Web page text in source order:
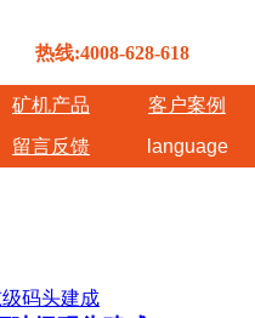
热线:4008-628-618
矿机产品
客户案例
留言反馈
language